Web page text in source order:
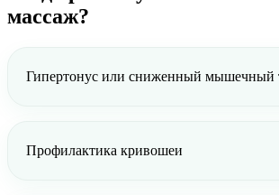
массаж?
Гипертонус или сниженный мышечный
Профилактика кривошеи